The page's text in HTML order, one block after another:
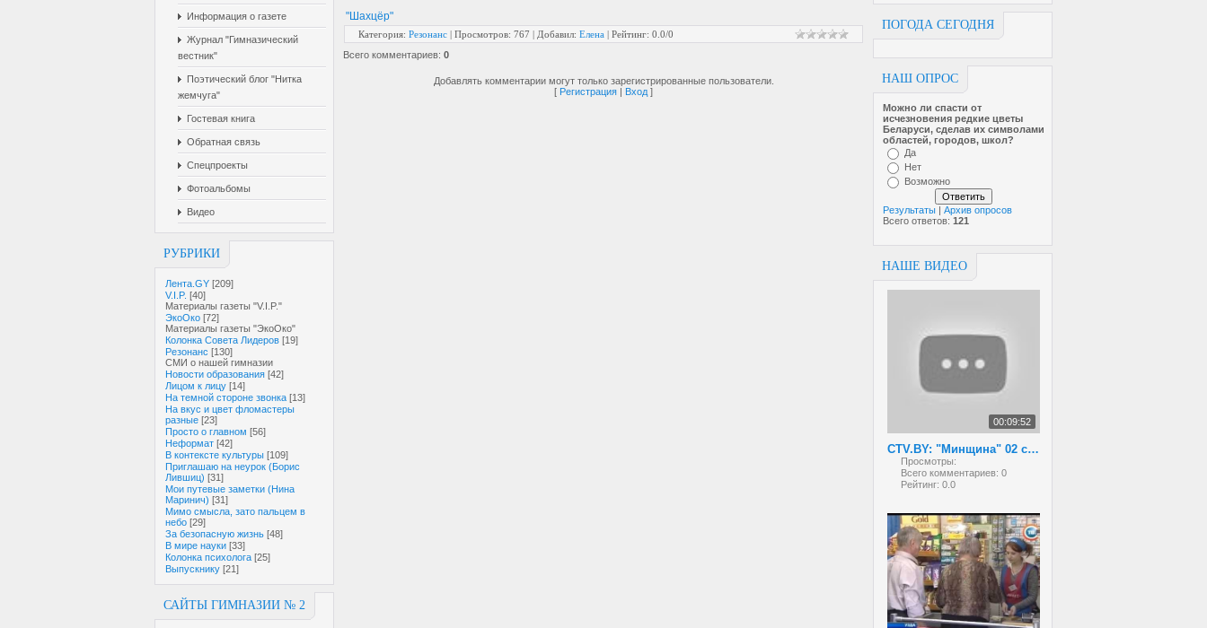
Информация о газете
Журнал "Гимназический
вестник"
Поэтический блог "Нитка
жемчуга"
Гостевая книга
Обратная связь
Спецпроекты
Фотоальбомы
Видео
РУБРИКИ
Лента.GY [209]
V.I.P. [40]
Материалы газеты "V.I.P."
ЭкоОко [72]
Материалы газеты "ЭкоОко"
Колонка Совета Лидеров [19]
Резонанс [130]
СМИ о нашей гимназии
Новости образования [42]
Лицом к лицу [14]
На темной стороне звонка [13]
На вкус и цвет фломастеры
разные [23]
Просто о главном [56]
Неформат [42]
В контексте культуры [109]
Приглашаю на неурок (Борис
Лившиц) [31]
Мои путевые заметки (Нина
Маринич) [31]
Мимо смысла, зато пальцем в
небо [29]
За безопасную жизнь [48]
В мире науки [33]
Колонка психолога [25]
Выпускнику [21]
САЙТЫ ГИМНАЗИИ № 2
ПОГОДА СЕГОДНЯ
НАШ ОПРОС
Можно ли спасти от
исчезновен­ия редкие цветы
Беларуси, сделав их символами
областей, городов, школ?
Да
Нет
Возможно
Результаты | Архив опросов
Всего ответов: 121
НАШЕ ВИДЕО
00:09:52
CTV.BY: "Минщина" 02 сентября 2013 года
Просмотры:
Всего комментариев: 0
Рейтинг: 0.0
"Шахцёр"
Категория: Резонанс | Просмотров: 767 | Добавил: Елена | Рейтинг: 0.0/0
Всего комментариев: 0
Добавлять комментарии могут только зарегистрированные пользователи.
[ Регистрация | Вход ]